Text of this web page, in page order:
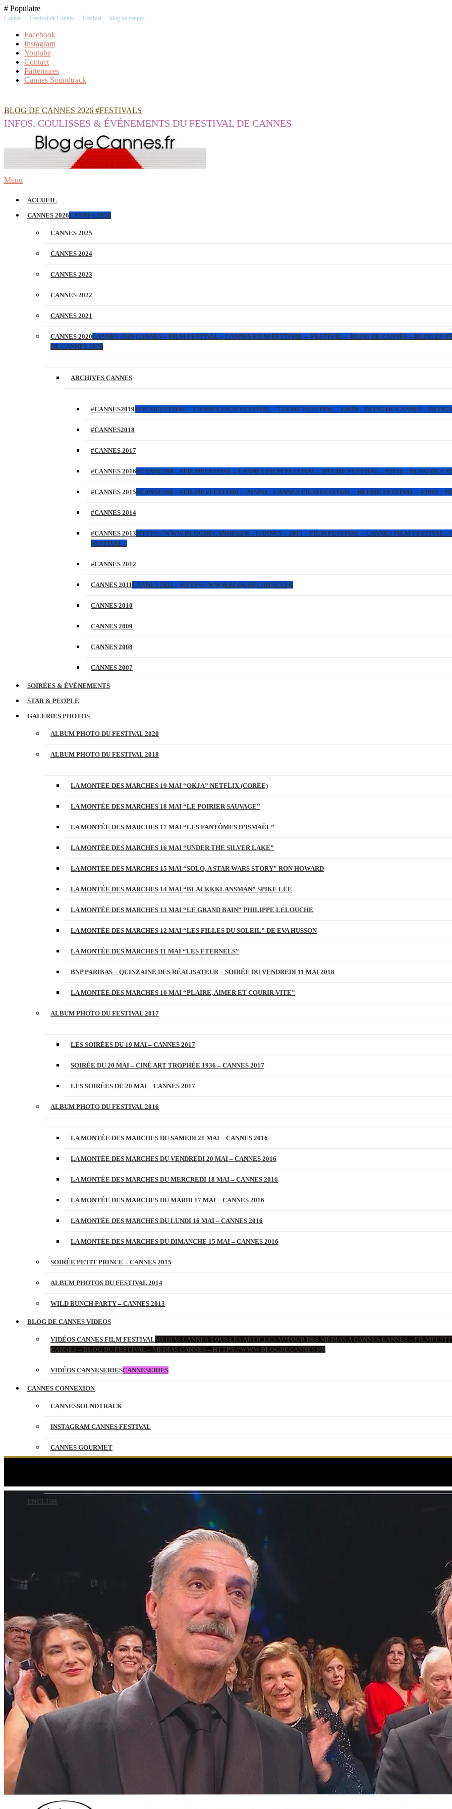
Skip
To
# Populaire
Cannes Festival de Cannes Festival blog de cannes
Facebook
Instagram
Youtube
Contact
Partenaires
Cannes Soundtrack
BLOG DE CANNES 2026 #FESTIVALS
INFOS, COULISSES & ÉVÉNEMENTS DU FESTIVAL DE CANNES
Menu
ACCUEIL
CANNES 2026CANNES 2026
CANNES 2025
CANNES 2024
CANNES 2023
CANNES 2022
CANNES 2021
CANNES 2020CANNES 2020 CANNES – FILM FESTIVAL – CANNES FILM FESTIVAL – FESTIVAL – BLOG DE CANNES – BLOG DU
DE CANNES 2020
ARCHIVES CANNES
#CANNES2019#FILMFESTIVAL – CANNES FILM FESTIVAL – 72 EME FESTIVAL – #2019 – BLOG DE CANNES – BLOG
#CANNES2018
#CANNES 2017
#CANNES 2016#CANNES69 – #FILMFESTIVAL – CANNES FILM FESTIVAL – 69 EME FESTIVAL – #2016 – BLOG DE
#CANNES 2015#CANNES68 – #FILMF #FESTIVAL – #INFO – CANNES FILM FESTIVAL – 68 EME FESTIVAL – #2015 –
#CANNES 2014
#CANNES 2013HTTPS://WWW.BLOGDECANNES.FR – CANNES – 2013 – FILM FESTIVAL – CANNES FILM FESTIVAL
FESTIVAL –
#CANNES 2012
CANNES 2011CANNES 2011 – HTTPS://WWW.BLOGDECANNES.FR
CANNES 2010
CANNES 2009
CANNES 2008
CANNES 2007
SOIRÉES & ÉVÉNEMENTS
STAR & PEOPLE
GALERIES PHOTOS
ALBUM PHOTO DU FESTIVAL 2020
ALBUM PHOTO DU FESTIVAL 2018
LA MONTÉE DES MARCHES 19 MAI “OKJA” NETFLIX (CORÉE)
LA MONTÉE DES MARCHES 18 MAI “LE POIRIER SAUVAGE”
LA MONTÉE DES MARCHES 17 MAI “LES FANTÔMES D’ISMAËL”
LA MONTÉE DES MARCHES 16 MAI “UNDER THE SILVER LAKE”
LA MONTÉE DES MARCHES 15 MAI “SOLO, A STAR WARS STORY” RON HOWARD
LA MONTÉE DES MARCHES 14 MAI “BLACKKKLANSMAN” SPIKE LEE
LA MONTÉE DES MARCHES 13 MAI “LE GRAND BAIN” PHILIPPE LELOUCHE
LA MONTÉE DES MARCHES 12 MAI “LES FILLES DU SOLEIL” DE EVA HUSSON
LA MONTÉE DES MARCHES 11 MAI “LES ETERNELS”
BNP PARIBAS – QUINZAINE DES RÉALISATEUR – SOIRÉE DU VENDREDI 11 MAI 2018
LA MONTÉE DES MARCHES 10 MAI “PLAIRE, AIMER ET COURIR VITE”
ALBUM PHOTO DU FESTIVAL 2017
LES SOIRÉES DU 19 MAI – CANNES 2017
SOIRÉE DU 20 MAI – CINÉ ART TROPHÉE 1936 – CANNES 2017
LES SOIRÉES DU 20 MAI – CANNES 2017
ALBUM PHOTO DU FESTIVAL 2016
LA MONTÉE DES MARCHES DU SAMEDI 21 MAI – CANNES 2016
LA MONTÉE DES MARCHES DU VENDREDI 20 MAI – CANNES 2016
LA MONTÉE DES MARCHES DU MERCREDI 18 MAI – CANNES 2016
LA MONTÉE DES MARCHES DU MARDI 17 MAI – CANNES 2016
LA MONTÉE DES MARCHES DU LUNDI 16 MAI – CANNES 2016
LA MONTÉE DES MARCHES DU DIMANCHE 15 MAI – CANNES 2016
SOIRÉE PETIT PRINCE – CANNES 2015
ALBUM PHOTOS DU FESTIVAL 2014
WILD BUNCH PARTY – CANNES 2013
BLOG DE CANNES VIDEOS
VIDÉOS CANNES FILM FESTIVALMÉDIAS CANNES TOUS LES ARTICLES AUTOUR DES MÉDIAS À CANNES CANNES –
CANNES – BLOG DU FESTIVAL – MEDIAS CANNES – HTTPS://WWW.BLOGDECANNES.FR
VIDÉOS CANNESERIESCANNESERIES
CANNES CONNEXION
CANNESSOUNDTRACK
INSTAGRAM CANNES FESTIVAL
CANNES GOURMET
ENGLISH